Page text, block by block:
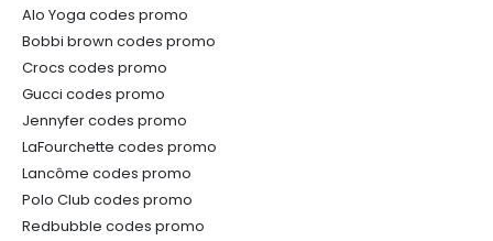
Alo Yoga codes promo
Bobbi brown codes promo
Crocs codes promo
Gucci codes promo
Jennyfer codes promo
LaFourchette codes promo
Lancôme codes promo
Polo Club codes promo
Redbubble codes promo